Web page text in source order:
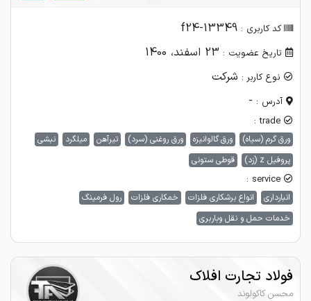
کد کاربری : f24-13349
تاریخ عضویت : 23 اسفند، 1400
نوع کاربر : شرکت
آدرس :
trade :
ورق گرم (سیاه) ورق گالوانیزه ورق روغنی (سرد) تیرآهن میلگرد
نبشی
پروفیل z (زد)
قوطی ستونی
service :
انبارداری انواع برشکاری فلزات خمکاری فلزات
رول فرمینگ
خدمات حمل و نقل وباربری
فولاد تجارت افلاک
محسن کاکولوند